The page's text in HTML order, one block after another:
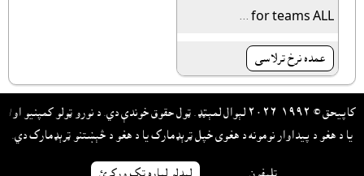
for teams ALL ...
عمده نرخ ترلاسى
کاپيحق © ١٩٩٢-٢٠٢٦ لېوال لمېټډ. ټول حقوق خوندې دي. د نورو ټولو کمپنيو او/
يا د هغو د پيداوار نومونه د هغوى خپل ټرېډمارک يا د هغو د څېښتنو ټرېډمارک دي.
ټليفون ليدلو لپاره ټک ورکړئ